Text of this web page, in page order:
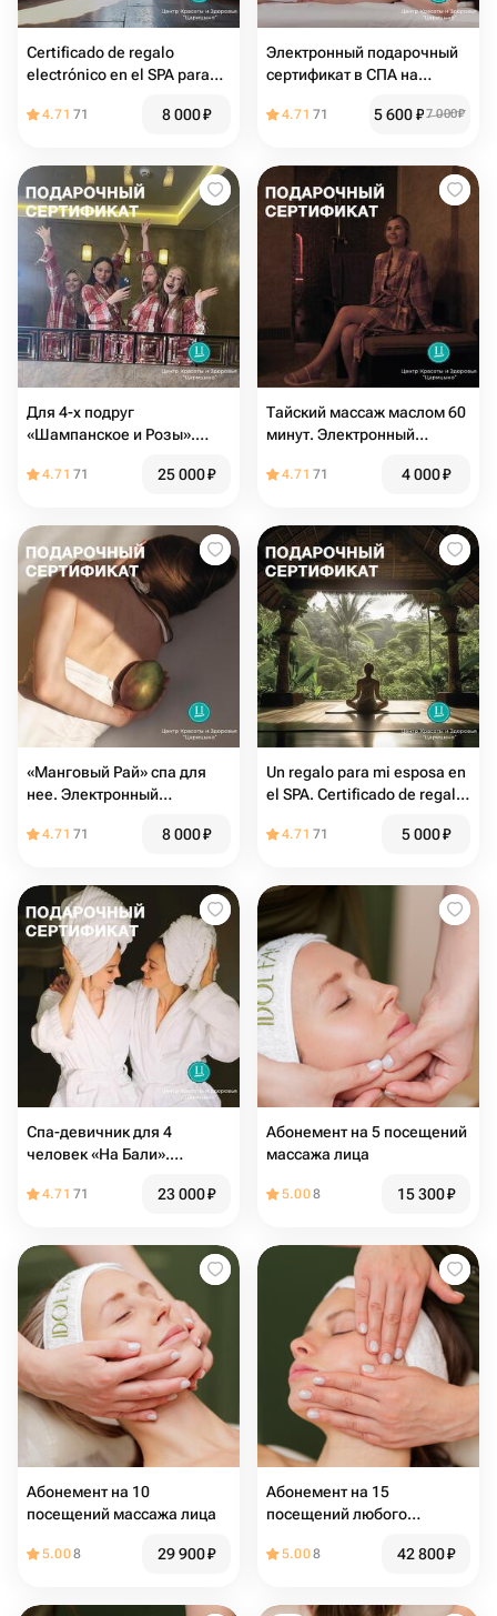
Certificado de regalo
electrónico en el SPA para
4.71 71 8 000₽
Электронный подарочный
сертификат в СПА на
девушки или для мужчины
4.71 71 5 600₽7 000₽
Для 4-х подруг
«Шампанское и Розы».
спа-сертификат
4.71 71 25 000₽
Тайский массаж маслом 60
минут. Электронный
СПА4.71 71 4 000₽
«Манговый Рай» спа для
нее. Электронный
СПА4.71 71 8 000₽
Un regalo para mi esposa en
el SPA. Certificado de regalo
4.71 71 5 000₽
Спа-девичник для 4
человек «На Бали».
сертификат в СПА
4.71 71 23 000₽
Абонемент на 5 посещений
массажа лица
5.008 15 300₽
Абонемент на 10
посещений массажа лица
5.008 29 900₽
Абонемент на 15
посещений любого
5.008 42 800₽